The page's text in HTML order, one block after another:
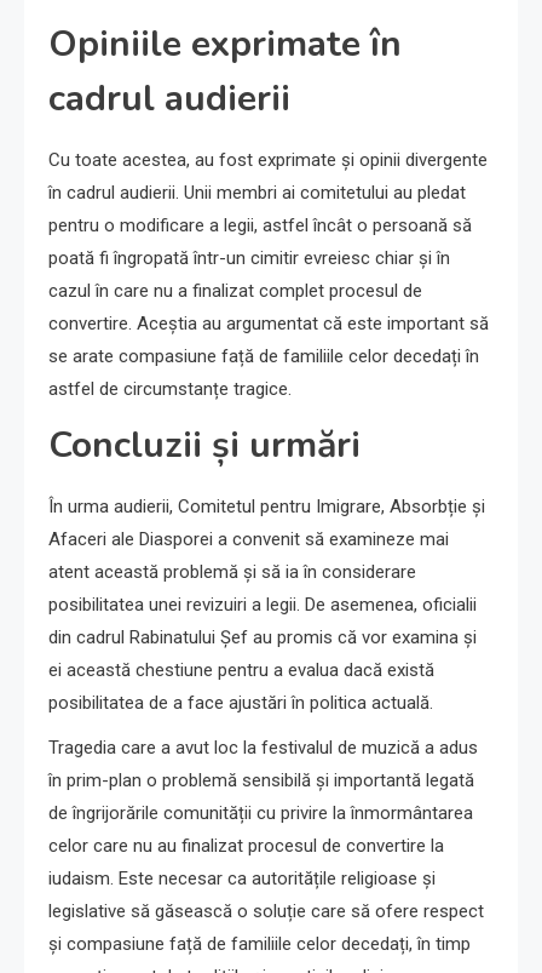
Opiniile exprimate în
cadrul audierii
Cu toate acestea, au fost exprimate și opinii divergente
în cadrul audierii. Unii membri ai comitetului au pledat
pentru o modificare a legii, astfel încât o persoană să
poată fi îngropată într-un cimitir evreiesc chiar și în
cazul în care nu a finalizat complet procesul de
convertire. Aceștia au argumentat că este important să
se arate compasiune față de familiile celor decedați în
astfel de circumstanțe tragice.
Concluzii și urmări
În urma audierii, Comitetul pentru Imigrare, Absorbție și
Afaceri ale Diasporei a convenit să examineze mai
atent această problemă și să ia în considerare
posibilitatea unei revizuiri a legii. De asemenea, oficialii
din cadrul Rabinatului Șef au promis că vor examina și
ei această chestiune pentru a evalua dacă există
posibilitatea de a face ajustări în politica actuală.
Tragedia care a avut loc la festivalul de muzică a adus
în prim-plan o problemă sensibilă și importantă legată
de îngrijorările comunității cu privire la înmormântarea
celor care nu au finalizat procesul de convertire la
iudaism. Este necesar ca autoritățile religioase și
legislative să găsească o soluție care să ofere respect
și compasiune față de familiile celor decedați, în timp